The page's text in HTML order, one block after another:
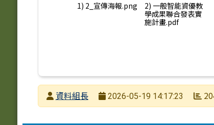
1) 2_宣傳海報.png
2) 一般智能資優教
學成果聯合發表實
施計畫.pdf
發布者資料組長
2026-05-19 14:17:23